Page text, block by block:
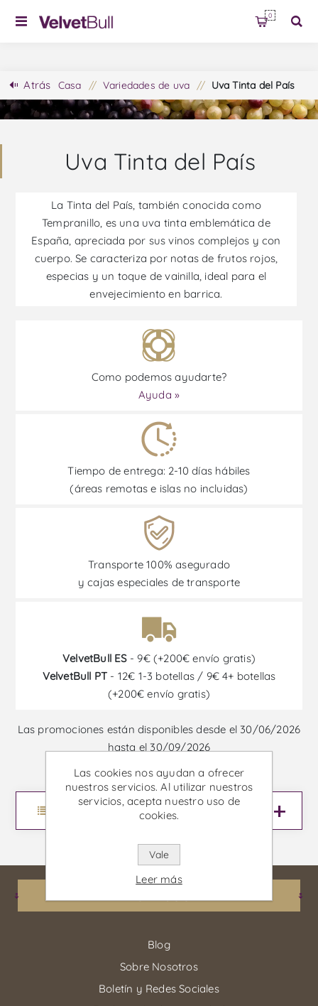
0
Atrás Casa / Variedades de uva / Uva Tinta del País
Uva Tinta del País
La Tinta del País, también conocida como
Tempranillo, es una uva tinta emblemática de
España, apreciada por sus vinos complejos y con
cuerpo. Se caracteriza por notas de frutos rojos,
especias y un toque de vainilla, ideal para el
envejecimiento en barrica.
Como podemos ayudarte?
Ayuda »
Tiempo de entrega: 2-10 días hábiles
(áreas remotas e islas no incluidas)
Transporte 100% asegurado
y cajas especiales de transporte
VelvetBull ES- 9€ (+200€ envío gratis)
VelvetBull PT - 12€ 1-3 botellas / 9€ 4+ botellas
(+200€ envío gratis)
Las promociones están disponibles desde el 30/06/2026
hasta el 30/09/2026
Información
Blog
Sobre Nosotros
Boletín y Redes Sociales
Las cookies nos ayudan a ofrecer
nuestros servicios. Al utilizar nuestros
servicios, acepta nuestro uso de
cookies.
Vale
Leer más